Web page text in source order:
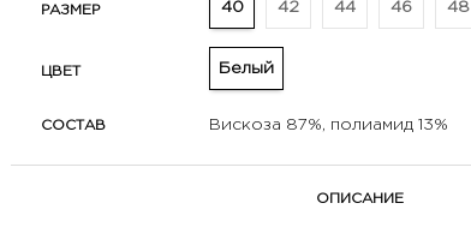
РАЗМЕР 40 42 44 46 48
ЦВЕТ Белый
СОСТАВ Вискоза 87%, полиамид 13%
ОПИСАНИЕ